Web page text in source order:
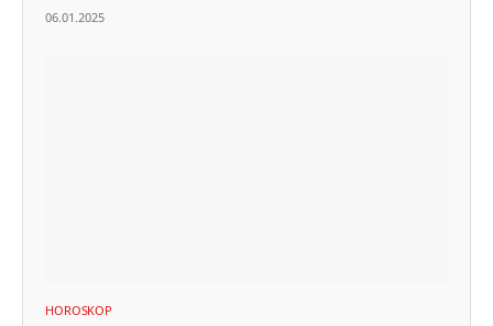
06.01.2025
HOROSKOP